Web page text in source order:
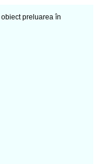
preluarea în